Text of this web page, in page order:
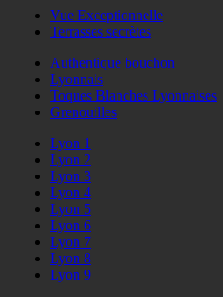
Vue Exceptionnelle
Terrasses secrètes
Authentique bouchon
Lyonnais
Toques Blanches Lyonnaises
Grenouilles
Lyon 1
Lyon 2
Lyon 3
Lyon 4
Lyon 5
Lyon 6
Lyon 7
Lyon 8
Lyon 9